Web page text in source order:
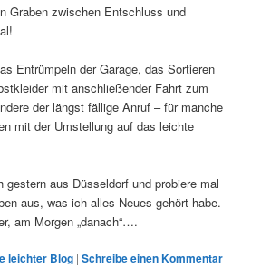
Graben zwischen Entschluss und
Entrümpeln der Garage, das Sortieren
mit anschließender Fahrt zum
der längst fällige Anruf – für manche
mit der Umstellung auf das leichte
gestern aus Düsseldorf und probiere mal
aus, was ich alles Neues gehört habe.
am Morgen „danach“….
leichter Blog |Schreibe einen Kommentar